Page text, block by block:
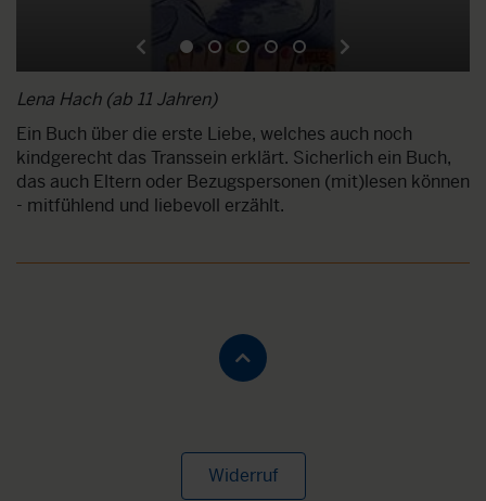
Lena Hach (ab 11 Jahren)
Ein Buch über die erste Liebe, welches auch noch
kindgerecht das Transsein erklärt. Sicherlich ein Buch,
das auch Eltern oder Bezugspersonen (mit)lesen können
- mitfühlend und liebevoll erzählt.
Widerruf